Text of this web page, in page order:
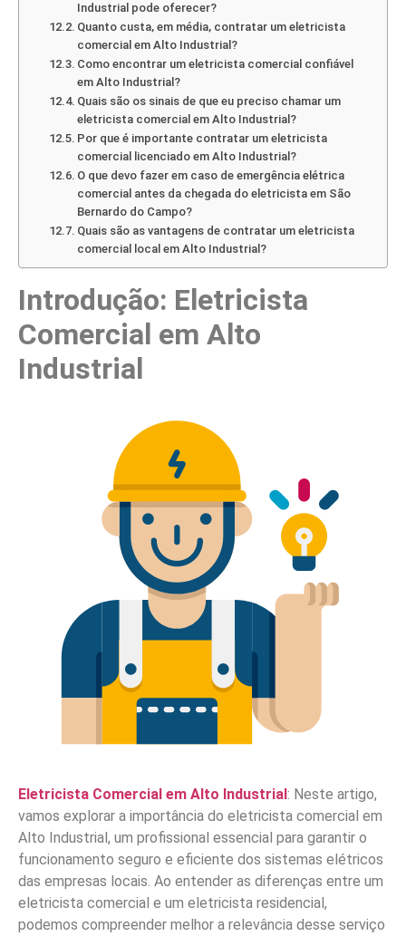
Industrial pode oferecer?
Quanto custa, em média, contratar um eletricista
comercial em Alto Industrial?
Como encontrar um eletricista comercial confiável
em Alto Industrial?
Quais são os sinais de que eu preciso chamar um
eletricista comercial em Alto Industrial?
Por que é importante contratar um eletricista
comercial licenciado em Alto Industrial?
O que devo fazer em caso de emergência elétrica
comercial antes da chegada do eletricista em São
Bernardo do Campo?
Quais são as vantagens de contratar um eletricista
comercial local em Alto Industrial?
Introdução: Eletricista
Comercial em Alto
Industrial
Eletricista Comercial em Alto Industrial: Neste artigo,
vamos explorar a importância do eletricista comercial em
Alto Industrial, um profissional essencial para garantir o
funcionamento seguro e eficiente dos sistemas elétricos
das empresas locais. Ao entender as diferenças entre um
eletricista comercial e um eletricista residencial,
podemos compreender melhor a relevância desse serviço